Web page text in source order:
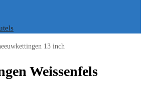
13 inch
Weissenfels